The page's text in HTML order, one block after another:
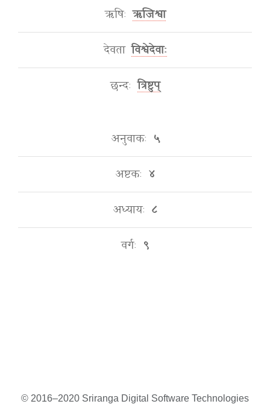
ऋषिः ऋजिश्वा
देवता विश्वेदेवाः
छन्दः त्रिष्टुप्
अनुवाकः ५
अष्टकः ४
अध्यायः ८
वर्गः ९
© 2016–2020 Sriranga Digital Software Technologies